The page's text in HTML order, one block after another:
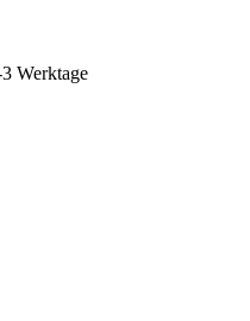
Werktage